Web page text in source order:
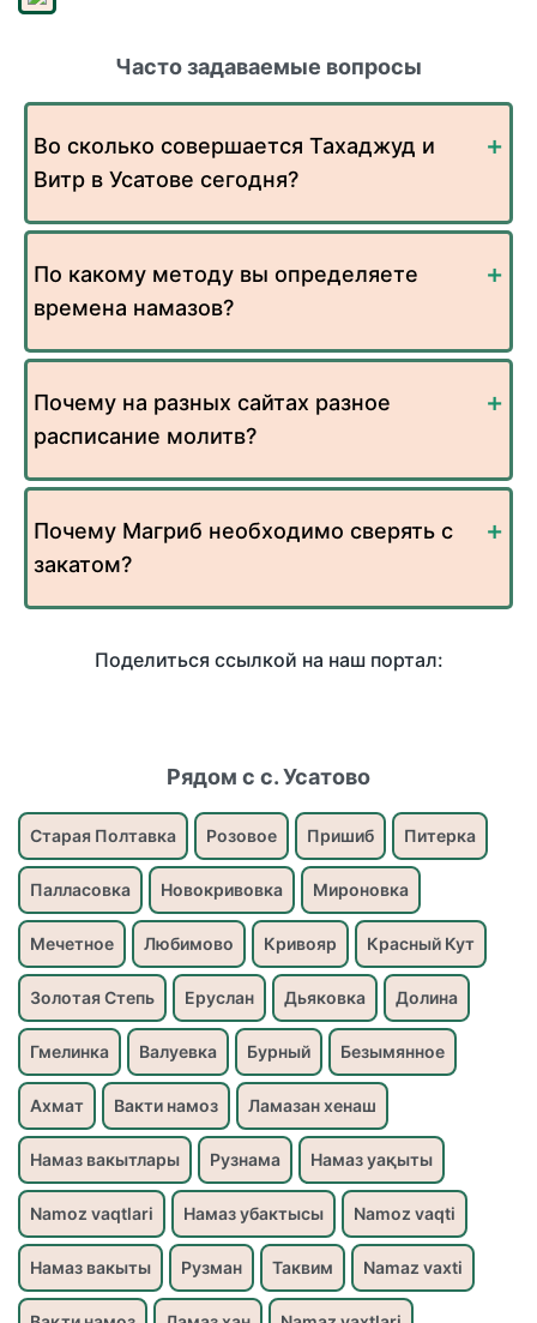
Часто задаваемые вопросы
Во сколько совершается Тахаджуд и
Витр в Усатове сегодня?
По какому методу вы определяете
времена намазов?
Почему на разных сайтах разное
расписание молитв?
Почему Магриб необходимо сверять с
закатом?
Поделиться ссылкой на наш портал:
Рядом с с. Усатово
Старая Полтавка Розовое Пришиб Питерка
Палласовка Новокривовка Мироновка
Мечетное Любимово Кривояр Красный Кут
Золотая Степь Еруслан Дьяковка Долина
Гмелинка Валуевка Бурный Безымянное
Ахмат Вакти намоз Ламазан хенаш
Намаз вакытлары Рузнама Намаз уақыты
Namoz vaqtlari Намаз убактысы Namoz vaqti
Намаз вакыты Рузман Таквим Namaz vaxti